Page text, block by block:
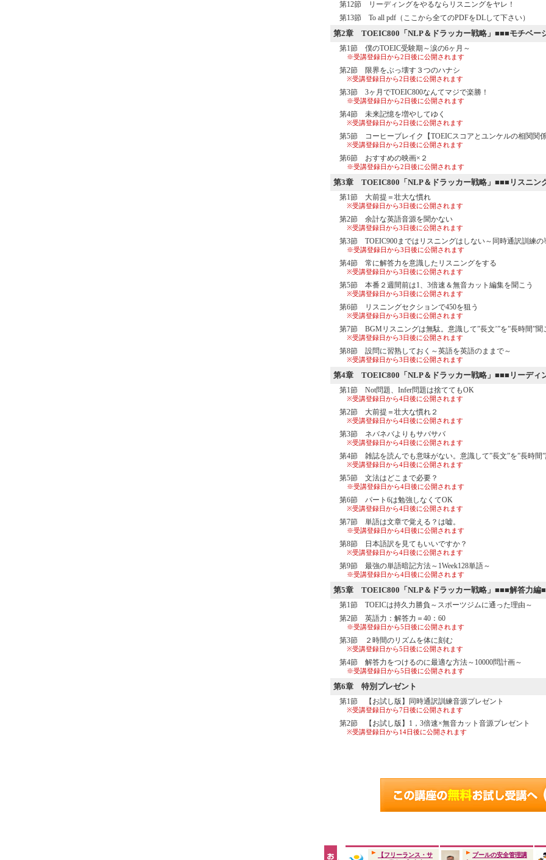
第12節 リーディングをやるならリスニングをヤレ！
第13節 To all pdf（ここから全てのPDFをDLして下さい）
第2章 TOEIC800「NLP＆ドラッカー戦略」■■■モチベー
第1節 僕のTOEIC受験期～涙の6ヶ月～
※受講登録日から2日後に公開されます
第2節 限界をぶっ壊す３つのハナシ
※受講登録日から2日後に公開されます
第3節 3ヶ月でTOEIC800なんてマジで楽勝！
※受講登録日から2日後に公開されます
第4節 未来記憶を増やしてゆく
※受講登録日から2日後に公開されます
第5節 コーヒーブレイク【TOEICスコアとユンケルの相関関係
※受講登録日から2日後に公開されます
第6節 おすすめの映画×２
※受講登録日から2日後に公開されます
第3章 TOEIC800「NLP＆ドラッカー戦略」■■■リスニン
第1節 大前提＝壮大な慣れ
※受講登録日から3日後に公開されます
第2節 余計な英語音源を聞かない
※受講登録日から3日後に公開されます
第3節 TOEIC900まではリスニングはしない～同時通訳訓練の
※受講登録日から3日後に公開されます
第4節 常に解答力を意識したリスニングをする
※受講登録日から3日後に公開されます
第5節 本番２週間前は1、3倍速＆無音カット編集を聞こう
※受講登録日から3日後に公開されます
第6節 リスニングセクションで450を狙う
※受講登録日から3日後に公開されます
第7節 BGMリスニングは無駄。意識して”長文’”を”長時間”聞
※受講登録日から3日後に公開されます
第8節 設問に習熟しておく～英語を英語のままで～
※受講登録日から3日後に公開されます
第4章 TOEIC800「NLP＆ドラッカー戦略」■■■リーディ
第1節 Not問題、Infer問題は捨ててもOK
※受講登録日から4日後に公開されます
第2節 大前提＝壮大な慣れ２
※受講登録日から4日後に公開されます
第3節 ネバネバよりもサバサバ
※受講登録日から4日後に公開されます
第4節 雑誌を読んでも意味がない。意識して”長文”を”長時間
※受講登録日から4日後に公開されます
第5節 文法はどこまで必要？
※受講登録日から4日後に公開されます
第6節 パート6は勉強しなくてOK
※受講登録日から4日後に公開されます
第7節 単語は文章で覚える？は嘘。
※受講登録日から4日後に公開されます
第8節 日本語訳を見てもいいですか？
※受講登録日から4日後に公開されます
第9節 最強の単語暗記方法～1Week128単語～
※受講登録日から4日後に公開されます
第5章 TOEIC800「NLP＆ドラッカー戦略」■■■解答力編
第1節 TOEICは持久力勝負～スポーツジムに通った理由～
第2節 英語力：解答力＝40：60
※受講登録日から5日後に公開されます
第3節 ２時間のリズムを体に刻む
※受講登録日から5日後に公開されます
第4節 解答力をつけるのに最適な方法～10000問計画～
※受講登録日から5日後に公開されます
第6章 特別プレゼント
第1節 【お試し版】同時通訳訓練音源プレゼント
※受講登録日から7日後に公開されます
第2節 【お試し版】1，3倍速×無音カット音源プレゼント
※受講登録日から14日後に公開されます
【フリーランス・サ
プールの安全管理講